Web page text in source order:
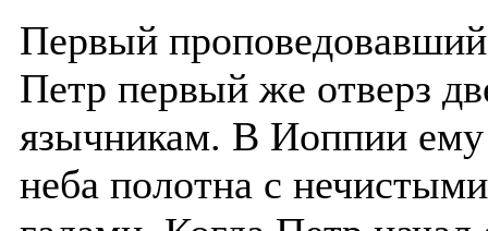
Первый
Петр первый же отверз
язычникам. В Иоппии
неба полотна с